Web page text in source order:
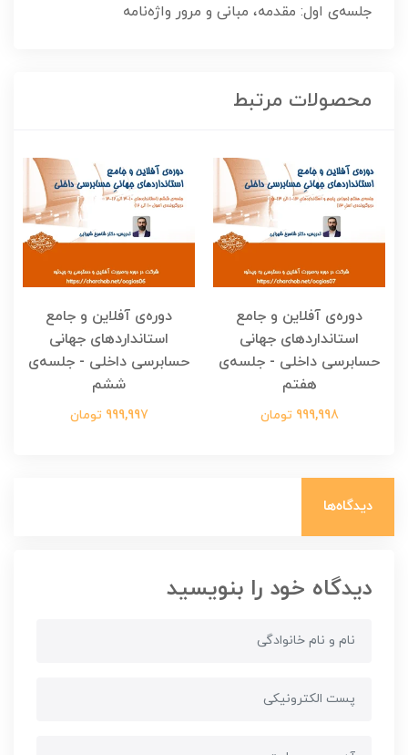
جلسه‌ی اول: مقدمه، مبانی و مرور واژه‌نامه
محصولات مرتبط
دوره‌ی آفلاین و جامع
استانداردهای جهانی
حسابرسی داخلی - جلسه‌ی
هفتم
999,998 تومان
دوره‌ی آفلاین و جامع
استانداردهای جهانی
حسابرسی داخلی - جلسه‌ی
ششم
999,997 تومان
دیدگاه‌ها
دیدگاه خود را بنویسید